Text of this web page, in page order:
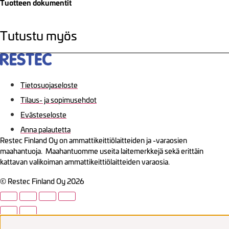
Tuotteen dokumentit
Tutustu myös
Tietosuojaseloste
Tilaus- ja sopimusehdot
Evästeseloste
Anna palautetta
Restec Finland Oy on ammattikeittiölaitteiden ja -varaosien
maahantuoja. Maahantuomme useita laitemerkkejä sekä erittäin
kattavan valikoiman ammattikeittiölaitteiden varaosia.
© Restec Finland Oy 2026